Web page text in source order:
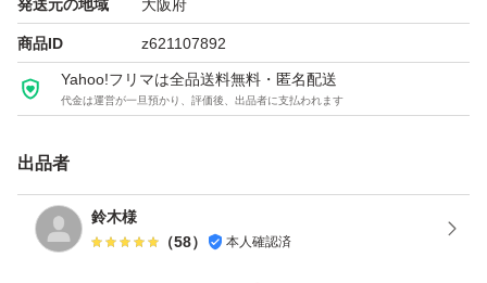
#MicrosoftOffice
#Office2024
#OfficeHomeBusiness2024
#POSAカード
#正規品
#買い切り
#カード版
発送元の地域 大阪府
商品ID z621107892
Yahoo!フリマは全品送料無料・匿名配送
代金は運営が一旦預かり、評価後、出品者に支払われます
出品者
鈴木様
（58） 本人確認済